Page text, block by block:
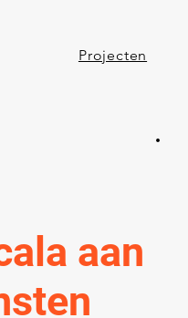
Projecten
aan